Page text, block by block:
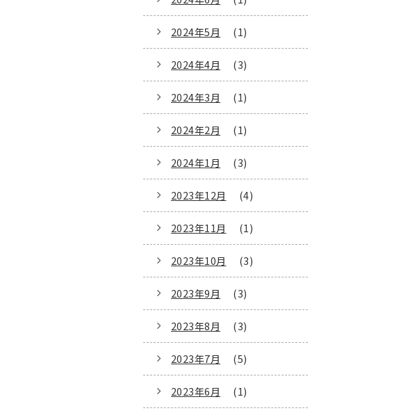
2024年5月 (1)
2024年4月 (3)
2024年3月 (1)
2024年2月 (1)
2024年1月 (3)
2023年12月 (4)
2023年11月 (1)
2023年10月 (3)
2023年9月 (3)
2023年8月 (3)
2023年7月 (5)
2023年6月 (1)